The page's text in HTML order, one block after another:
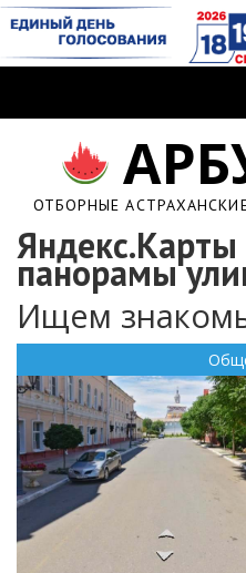
ОТБОРНЫЕ
панорамы
Ищем